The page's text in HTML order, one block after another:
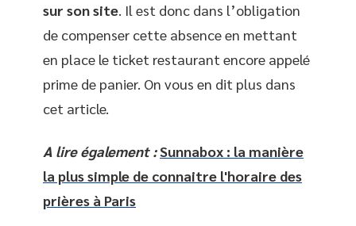
sur son site. Il est donc dans l’obligation
de compenser cette absence en mettant
en place le ticket restaurant encore appelé
prime de panier. On vous en dit plus dans
cet article.
A lire également : Sunnabox : la manière
la plus simple de connaitre l'horaire des
prières à Paris